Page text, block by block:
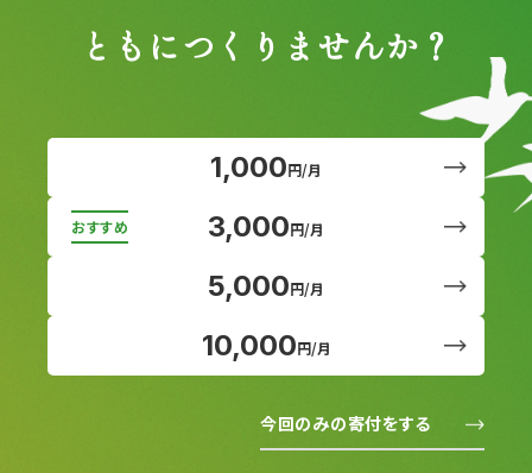
ともにつくりませんか？
1,000円/月
3,000円/月
5,000円/月
10,000円/月
今回のみの寄付をする